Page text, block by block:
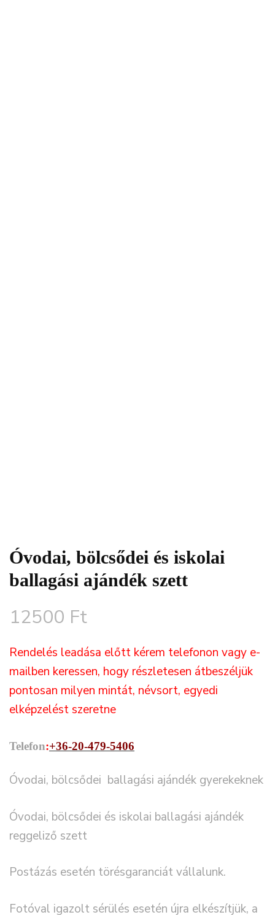
Óvodai, bölcsődei és iskolai
ballagási ajándék szett
12500 Ft
Rendelés leadása előtt kérem telefonon vagy e-
mailben keressen, hogy részletesen átbeszéljük
pontosan milyen mintát, névsort, egyedi
elképzelést szeretne
Telefon:+36-20-479-5406
Óvodai, bölcsődei ballagási ajándék gyerekeknek
Óvodai, bölcsődei és iskolai ballagási ajándék
reggeliző szett
Postázás esetén törésgaranciát vállalunk.
Fotóval igazolt sérülés esetén újra elkészítjük, a